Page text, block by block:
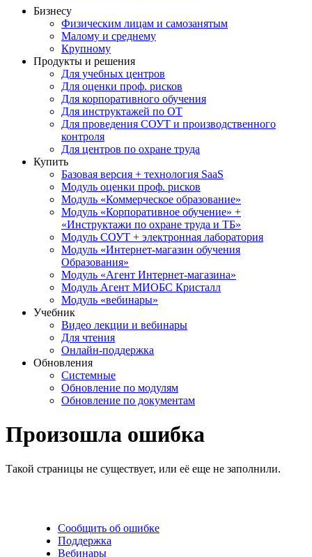
Бизнесу
Физическим лицам и самозанятым
Малому и среднему
Крупному
Продукты и решения
Для учебных центров
Для оценки проф. рисков
Для корпоративного обучения
Для инструктажей по ОТ
Для проведения СОУТ и производственного
контроля
Для центров по охране труда
Купить
Базовая версия + технология SaaS
Модуль оценки проф. рисков
Модуль «Коммерческое образование»
Модуль «Корпоративное обучение» +
«Инструктажи по охране труда и ТБ»
Модуль СОУТ + электронная лаборатория
Модуль «Интернет-магазин обучения
Образования»
Модуль «Агент Интернет-магазина»
Модуль Агент МИОБС Кристалл
Модуль «вебинары»
Учебник
Видео лекции и вебинары
Для чтения
Онлайн-поддержка
Обновления
Системные
Обновление по модулям
Обновление по документам
Произошла ошибка
Такой страницы не существует, или её еще не заполнили.
Сообщить об ошибке
Поддержка
Вебинары